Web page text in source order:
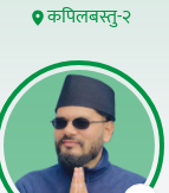
कपिलबस्तु-२